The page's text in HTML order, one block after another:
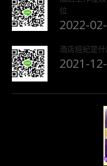
位
2022-
酒店經紀是
2021-